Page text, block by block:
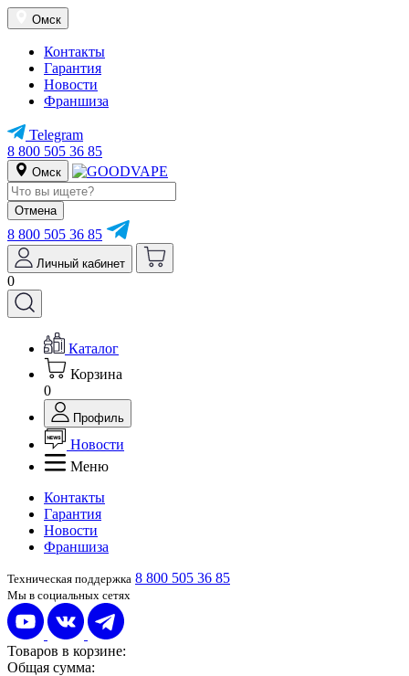
Омск
Контакты
Гарантия
Новости
Франшиза
Telegram
8 800 505 36 85
Омск
Отмена
8 800 505 36 85
Личный кабинет
0
Каталог
Корзина
0
Профиль
Новости
Меню
Контакты
Гарантия
Новости
Франшиза
Техническая поддержка 8 800 505 36 85
Мы в социальных сетях
Товаров в корзине:
Общая сумма: